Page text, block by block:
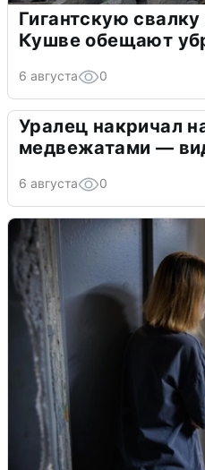
Гигантскую
Кушве обещают
6 августа 0
Уралец накричал
медвежатами —
6 августа 0